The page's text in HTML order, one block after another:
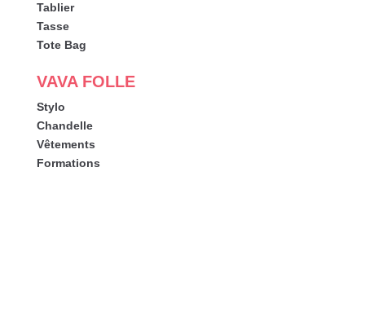
Tablier
Tasse
Tote Bag
VAVA FOLLE
Stylo
Chandelle
Vêtements
Formations